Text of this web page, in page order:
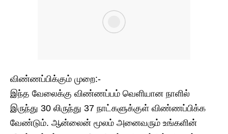
விண்ணப்பிக்கும் முறை:-
இந்த வேலைக்கு விண்ணப்பம் வெளியான நாளில்
இருந்து 30 லிருந்து 37 நாட்களுக்குள் விண்ணப்பிக்க
வேண்டும். ஆன்லைன் மூலம் அனைவரும் உங்களின்